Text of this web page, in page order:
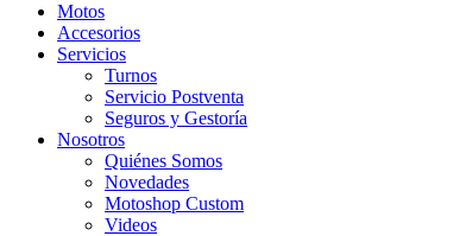
Motos
Accesorios
Servicios
Turnos
Servicio Postventa
Seguros y Gestoría
Nosotros
Quiénes Somos
Novedades
Motoshop Custom
Videos